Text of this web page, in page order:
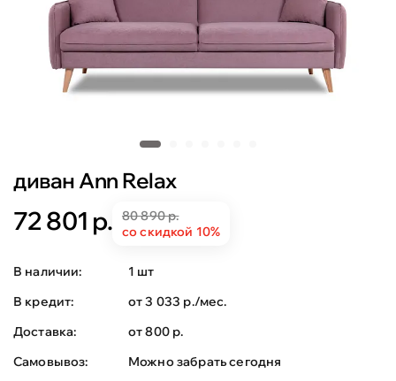
диван Ann Relax
72 801 р.
80 890 р.
со скидкой 10%
В наличии:
1 шт
В кредит:
от 3 033 р./мес.
Доставка:
от 800 р.
Самовывоз:
Можно забрать сегодня